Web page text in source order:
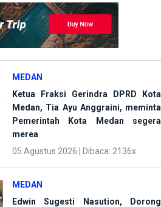
MEDAN
Ketua Fraksi Gerindra DPRD Kota
Medan, Tia Ayu Anggraini, meminta
Pemerintah Kota Medan segera
merea
05 Agustus 2026 | Dibaca: 2136x
MEDAN
Edwin Sugesti Nasution, Dorong